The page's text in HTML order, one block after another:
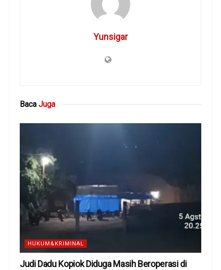
Yunsigar
Baca Juga
HUKUM&KRIMINAL
Judi Dadu Kopiok Diduga Masih Beroperasi di